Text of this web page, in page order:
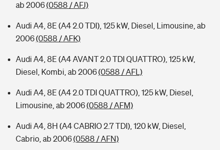
ab 2006(0588 / AFJ)
Audi A4, 8E (A4 2.0 TDI), 125 kW, Diesel, Limousine, ab
2006(0588 / AFK)
Audi A4, 8E (A4 AVANT 2.0 TDI QUATTRO), 125 kW,
Diesel, Kombi, ab 2006(0588 / AFL)
Audi A4, 8E (A4 2.0 TDI QUATTRO), 125 kW, Diesel,
Limousine, ab 2006(0588 / AFM)
Audi A4, 8H (A4 CABRIO 2.7 TDI), 120 kW, Diesel,
Cabrio, ab 2006(0588 / AFN)